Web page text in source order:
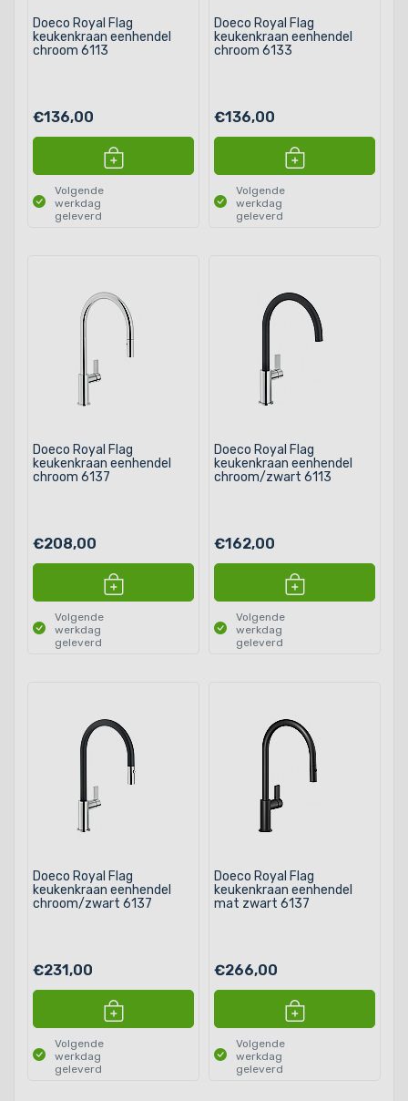
Doeco Royal Flag
keukenkraan eenhendel
chroom 6113
€136,00
Volgende
werkdag
geleverd
Doeco Royal Flag
keukenkraan eenhendel
chroom 6133
€136,00
Volgende
werkdag
geleverd
Doeco Royal Flag
keukenkraan eenhendel
chroom 6137
€208,00
Volgende
werkdag
geleverd
Doeco Royal Flag
keukenkraan eenhendel
chroom/zwart 6113
€162,00
Volgende
werkdag
geleverd
Doeco Royal Flag
keukenkraan eenhendel
chroom/zwart 6137
€231,00
Volgende
werkdag
geleverd
Doeco Royal Flag
keukenkraan eenhendel
mat zwart 6137
€266,00
Volgende
werkdag
geleverd